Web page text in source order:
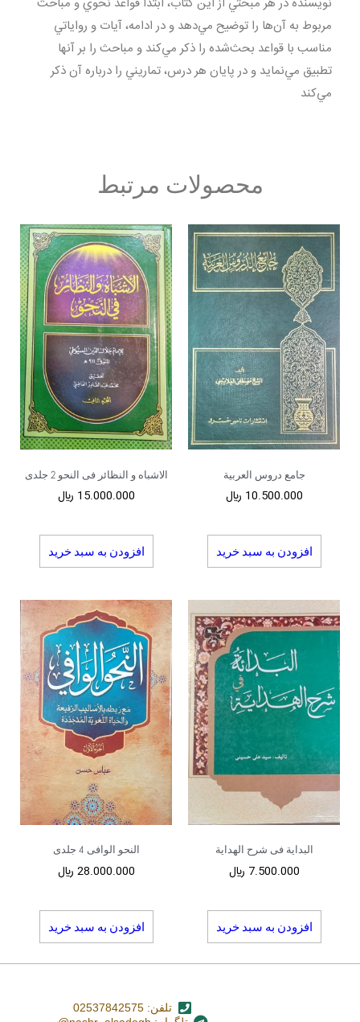
مربوط به آن‌ها را توضيح مي‌دهد و در ادامه، آيات و رواياتي
مناسب با قواعد بحث‌شده را ذكر مي‌كند و مباحث را بر آنها
تطبيق مي‌نمايد و در پايان هر درس، تماريني را درباره آن ذكر
مي‌كند
محصولات مرتبط
جامع دروس العربیة
10.500.000 ﷼
افزودن به سبد خرید
الاشباه و النظائر فی النحو 2 جلدی
15.000.000 ﷼
افزودن به سبد خرید
البدایة فی شرح الهدایة
7.500.000 ﷼
افزودن به سبد خرید
النحو الوافی 4 جلدی
28.000.000 ﷼
افزودن به سبد خرید
تلفن: 02537842575